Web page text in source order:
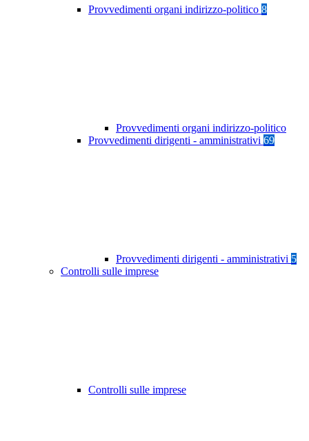
Provvedimenti organi indirizzo-politico 8
Provvedimenti organi indirizzo-politico
Provvedimenti dirigenti - amministrativi 69
Provvedimenti dirigenti - amministrativi 5
Controlli sulle imprese
Controlli sulle imprese